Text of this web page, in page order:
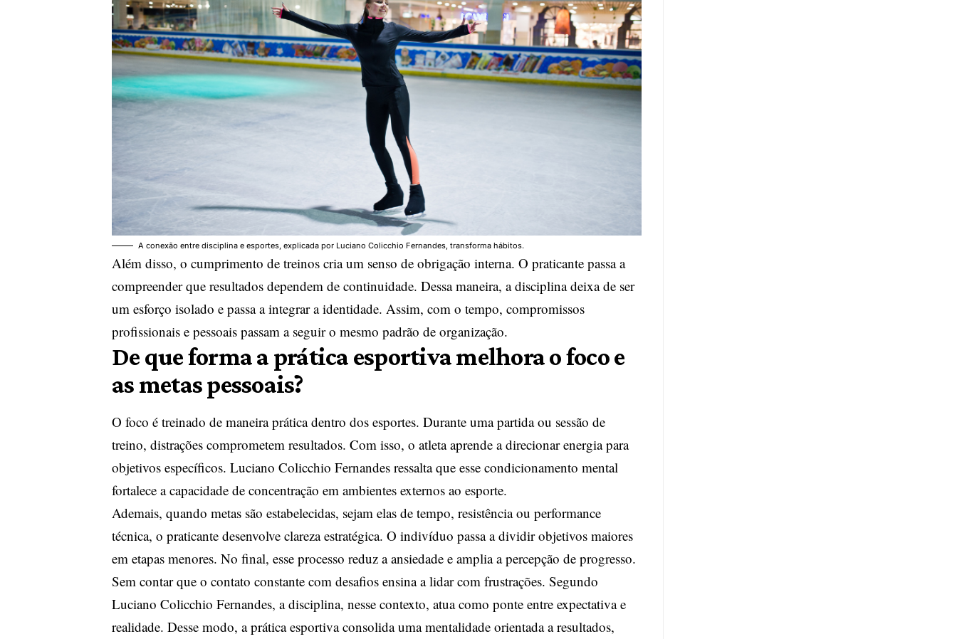
A conexão entre disciplina e esportes, explicada por Luciano Colicchio Fernandes, transforma hábitos.
Além disso, o cumprimento de treinos cria um senso de obrigação interna. O praticante passa a
compreender que resultados dependem de continuidade. Dessa maneira, a disciplina deixa de ser
um esforço isolado e passa a integrar a identidade. Assim, com o tempo, compromissos
profissionais e pessoais passam a seguir o mesmo padrão de organização.
De que forma a prática esportiva melhora o foco e
as metas pessoais?
O foco é treinado de maneira prática dentro dos esportes. Durante uma partida ou sessão de
treino, distrações comprometem resultados. Com isso, o atleta aprende a direcionar energia para
objetivos específicos. Luciano Colicchio Fernandes ressalta que esse condicionamento mental
fortalece a capacidade de concentração em ambientes externos ao esporte.
Ademais, quando metas são estabelecidas, sejam elas de tempo, resistência ou performance
técnica, o praticante desenvolve clareza estratégica. O indivíduo passa a dividir objetivos maiores
em etapas menores. No final, esse processo reduz a ansiedade e amplia a percepção de progresso.
Sem contar que o contato constante com desafios ensina a lidar com frustrações. Segundo
Luciano Colicchio Fernandes, a disciplina, nesse contexto, atua como ponte entre expectativa e
realidade. Desse modo, a prática esportiva consolida uma mentalidade orientada a resultados,